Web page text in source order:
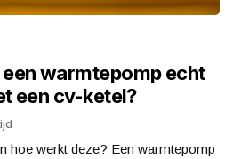
warmtepomp echt
een cv-ketel?
hoe werkt deze? Een warmtepomp